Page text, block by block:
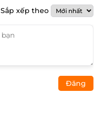
Sắp xếp theo
Đăng